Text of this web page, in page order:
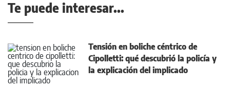
Te puede interesar...
Tensión en boliche céntrico de
Cipolletti: qué descubrió la policía y
la explicación del implicado